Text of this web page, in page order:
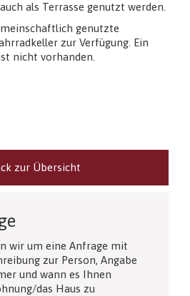
als Terrasse genutzt werden.
genutzte
zur Verfügung. Ein
nicht vorhanden.
zur Übersicht
wir um eine Anfrage mit
zur Person, Angabe
und wann es Ihnen
das Haus zu